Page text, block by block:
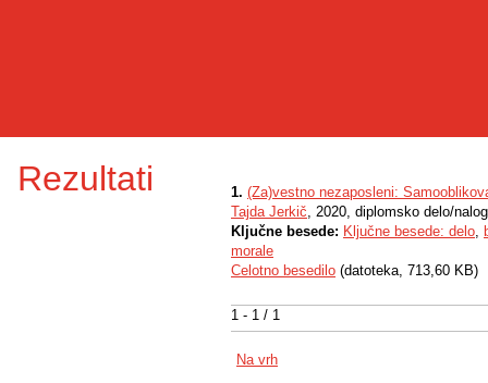
Rezultati
1 - 1 / 1
1. (Za)vestno nezaposleni:
Tajda Jerkič, 2020, diplomsko delo/
Ključne besede: Ključne besede: delo,
morale
Celotno besedilo (datoteka, 713,60 KB)
Na vrh